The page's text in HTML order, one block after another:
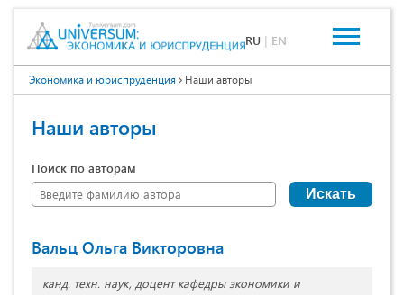
RU | EN
Экономика и юриспруденция Наши авторы
Наши авторы
Поиск по авторам
Искать
Вальц Ольга Викторовна
канд. техн. наук, доцент кафедры экономики и